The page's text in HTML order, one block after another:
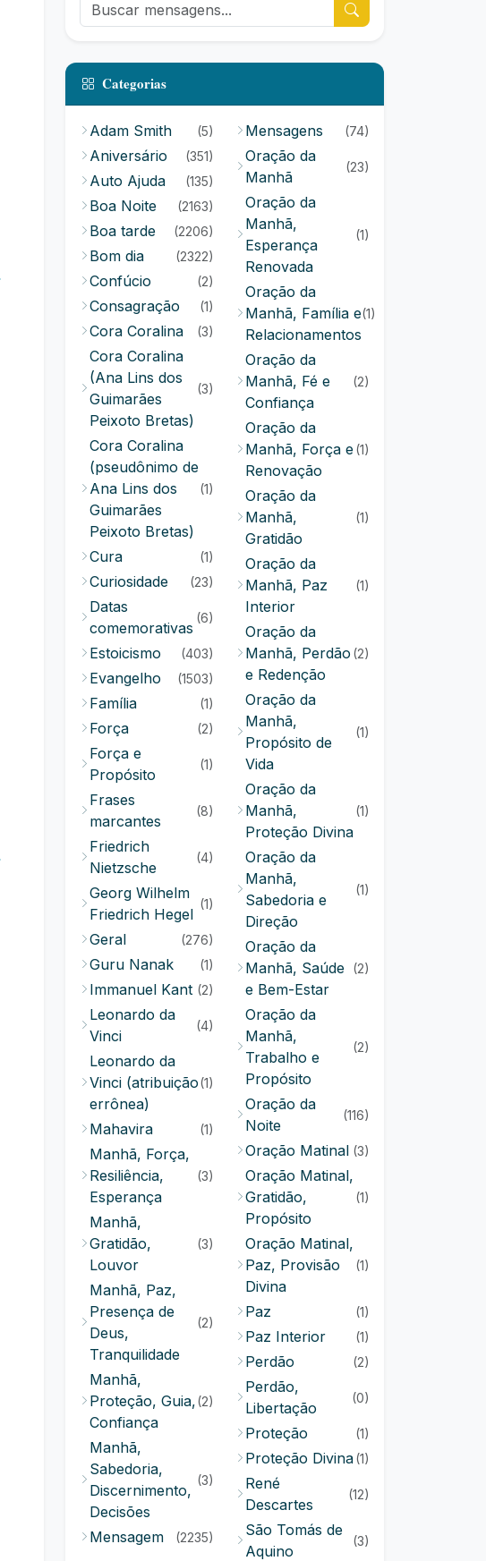
Categorias
Adam Smith (5)
Aniversário (351)
Auto Ajuda (135)
Boa Noite (2163)
Boa tarde (2206)
Bom dia (2322)
Confúcio (2)
Consagração (1)
Cora Coralina (3)
Cora Coralina
(Ana Lins dos
Guimarães
Peixoto Bretas)
(3)
Cora Coralina
(pseudônimo de
Ana Lins dos
Guimarães
Peixoto Bretas)
(1)
Cura (1)
Curiosidade (23)
Datas
comemorativas
(6)
Estoicismo (403)
Evangelho (1503)
Família (1)
Força (2)
Força e
Propósito
(1)
Frases
marcantes
(8)
Friedrich
Nietzsche
(4)
Georg Wilhelm
Friedrich Hegel
(1)
Geral (276)
Guru Nanak (1)
Immanuel Kant (2)
Leonardo da
Vinci
(4)
Leonardo da
Vinci (atribuição
errônea)
(1)
Mahavira (1)
Manhã, Força,
Resiliência,
Esperança
(3)
Manhã,
Gratidão,
Louvor
(3)
Manhã, Paz,
Presença de
Deus,
Tranquilidade
(2)
Manhã,
Proteção, Guia,
Confiança
(2)
Manhã,
Sabedoria,
Discernimento,
Decisões
(3)
Mensagem (2235)
Mensagens (74)
Oração da
Manhã
(23)
Oração da
Manhã,
Esperança
Renovada
(1)
Oração da
Manhã, Família e
Relacionamentos
(1)
Oração da
Manhã, Fé e
Confiança
(2)
Oração da
Manhã, Força e
Renovação
(1)
Oração da
Manhã,
Gratidão
(1)
Oração da
Manhã, Paz
Interior
(1)
Oração da
Manhã, Perdão
e Redenção
(2)
Oração da
Manhã,
Propósito de
Vida
(1)
Oração da
Manhã,
Proteção Divina
(1)
Oração da
Manhã,
Sabedoria e
Direção
(1)
Oração da
Manhã, Saúde
e Bem-Estar
(2)
Oração da
Manhã,
Trabalho e
Propósito
(2)
Oração da
Noite
(116)
Oração Matinal (3)
Oração Matinal,
Gratidão,
Propósito
(1)
Oração Matinal,
Paz, Provisão
Divina
(1)
Paz (1)
Paz Interior (1)
Perdão (2)
Perdão,
Libertação
(0)
Proteção (1)
Proteção Divina(1)
René
Descartes
(12)
São Tomás de
Aquino
(3)